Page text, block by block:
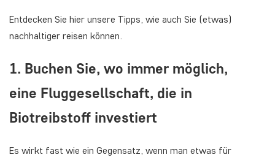
Entdecken Sie hier unsere Tipps, wie auch Sie (etwas)
nachhaltiger reisen können.
1. Buchen Sie, wo immer möglich,
eine Fluggesellschaft, die in
Biotreibstoff investiert
Es wirkt fast wie ein Gegensatz, wenn man etwas für